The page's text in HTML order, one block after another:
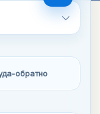
обратно